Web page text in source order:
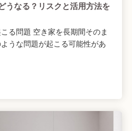
うなる？リスクと活用方法を
る問題 空き家を長期間そのま
うな問題が起こる可能性があ